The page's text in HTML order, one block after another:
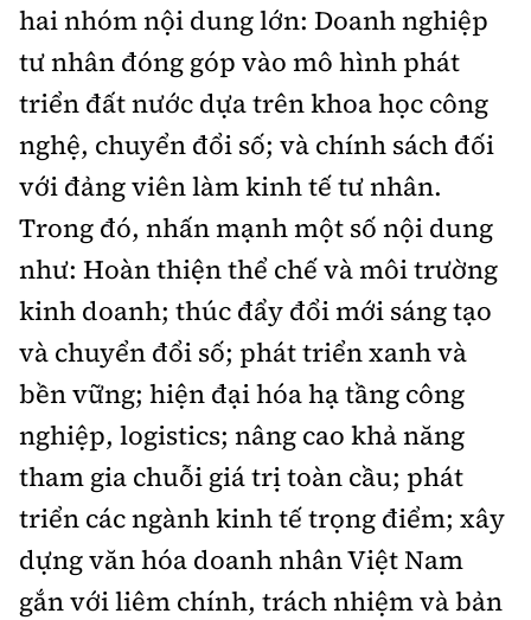
hai nhóm nội dung lớn: Doanh nghiệp
tư nhân đóng góp vào mô hình phát
triển đất nước dựa trên khoa học công
nghệ, chuyển đổi số; và chính sách đối
với đảng viên làm kinh tế tư nhân.
Trong đó, nhấn mạnh một số nội dung
như: Hoàn thiện thể chế và môi trường
kinh doanh; thúc đẩy đổi mới sáng tạo
và chuyển đổi số; phát triển xanh và
bền vững; hiện đại hóa hạ tầng công
nghiệp, logistics; nâng cao khả năng
tham gia chuỗi giá trị toàn cầu; phát
triển các ngành kinh tế trọng điểm; xây
dựng văn hóa doanh nhân Việt Nam
gắn với liêm chính, trách nhiệm và bản